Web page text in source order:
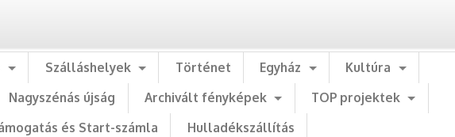
Szálláshelyek Történet Egyház
Kultúra
Nagyszénás újság Archivált fényképek
TOP projektek
és Start-számla
Hulladékszállítás